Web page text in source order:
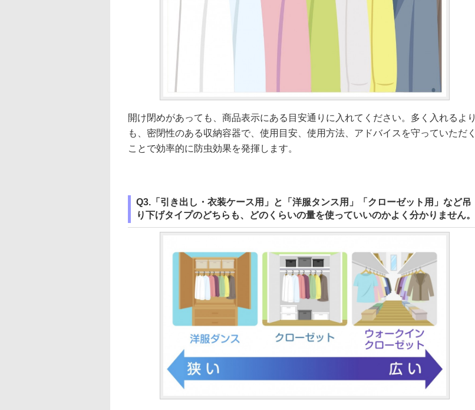
開け閉めがあっても、商品表示にある目安通りに入れてください。多く入れるより
も、密閉性のある収納容器で、使用目安、使用方法、アドバイスを守っていただく
ことで効率的に防虫効果を発揮します。
Q3.「引き出し・衣装ケース用」と「洋服タンス用」「クローゼット用」など吊
り下げタイプのどちらも、どのくらいの量を使っていいのかよく分かりません。